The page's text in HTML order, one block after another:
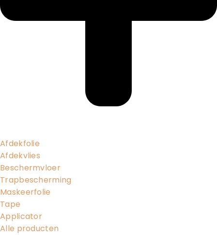
Afdekfolie
Afdekvlies
Beschermvloer
Trapbescherming
Maskeerfolie
Tape
Applicator
Alle producten